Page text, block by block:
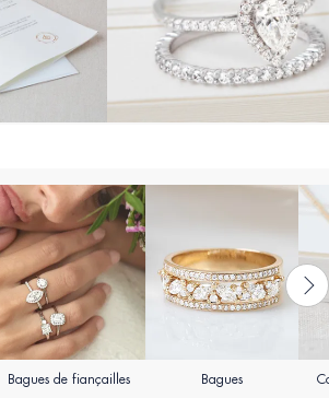
Bagues de fiançailles Bagues